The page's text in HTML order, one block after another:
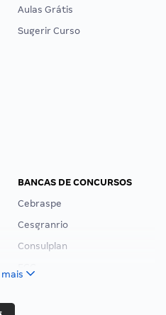
Aulas Grátis
Sugerir Curso
BANCAS DE CONCURSOS
Cebraspe
Cesgranrio
Consulplan